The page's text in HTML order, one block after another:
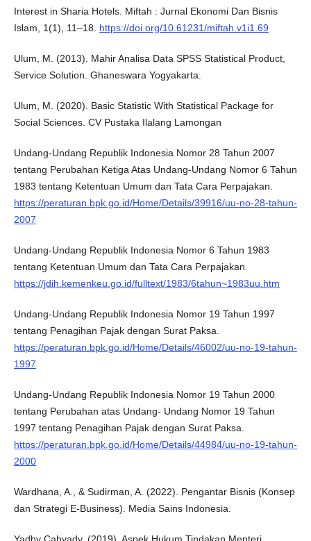
Interest in Sharia Hotels. Miftah : Jurnal Ekonomi Dan Bisnis
Islam, 1(1), 11–18. https://doi.org/10.61231/miftah.v1i1.69
Ulum, M. (2013). Mahir Analisa Data SPSS Statistical Product,
Service Solution. Ghaneswara Yogyakarta.
Ulum, M. (2020). Basic Statistic With Statistical Package for
Social Sciences. CV Pustaka Ilalang Lamongan
Undang-Undang Republik Indonesia Nomor 28 Tahun 2007
tentang Perubahan Ketiga Atas Undang-Undang Nomor 6 Tahun
1983 tentang Ketentuan Umum dan Tata Cara Perpajakan.
https://peraturan.bpk.go.id/Home/Details/39916/uu-no-28-tahun-
2007
Undang-Undang Republik Indonesia Nomor 6 Tahun 1983
tentang Ketentuan Umum dan Tata Cara Perpajakan.
https://jdih.kemenkeu.go.id/fulltext/1983/6tahun~1983uu.htm
Undang-Undang Republik Indonesia Nomor 19 Tahun 1997
tentang Penagihan Pajak dengan Surat Paksa.
https://peraturan.bpk.go.id/Home/Details/46002/uu-no-19-tahun-
1997
Undang-Undang Republik Indonesia Nomor 19 Tahun 2000
tentang Perubahan atas Undang- Undang Nomor 19 Tahun
1997 tentang Penagihan Pajak dengan Surat Paksa.
https://peraturan.bpk.go.id/Home/Details/44984/uu-no-19-tahun-
2000
Wardhana, A., & Sudirman, A. (2022). Pengantar Bisnis (Konsep
dan Strategi E-Business). Media Sains Indonesia.